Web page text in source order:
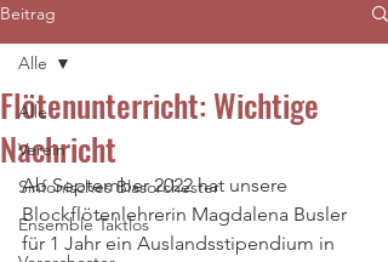
Beitrag
Alle
Verein
Sinfonisches Blasorchester
Ensemble Taktlos
Alle
Flötenunterricht: Wichtige
Nachricht
Ab September 2022 hat unsere
Blockflötenlehrerin Magdalena Busler
für 1 Jahr ein Auslandsstipendium in